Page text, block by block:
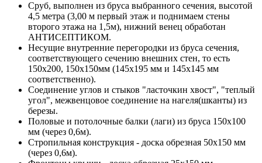
Сруб, выполнен из бруса выбранного сечения, высотой
4,5 метра (3,00 м первый этаж и поднимаем стены
второго этажа на 1,5м), нижний венец обработан
АНТИСЕПТИКОМ.
Несущие внутренние перегородки из бруса сечения,
соответствующего сечению внешних стен, то есть
150х200, 150х150мм (145х195 мм и 145х145 мм
соответственно).
Соединение углов и стыков "ласточкин хвост", "теплый
угол", межвенцовое соединение на нагеля(шканты) из
березы.
Половые и потолочные балки (лаги) из бруса 150х100
мм (через 0,6м).
Стропильная конструкция - доска обрезная 50х150 мм
(через 0,6м).